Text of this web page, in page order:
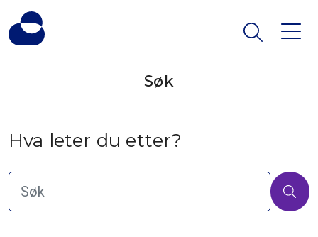
Søk
Hva leter du etter?